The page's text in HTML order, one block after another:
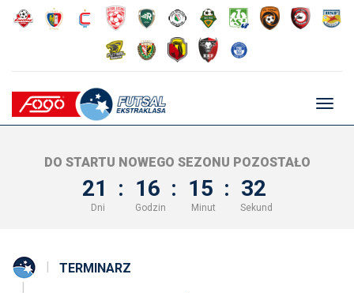
DO STARTU NOWEGO SEZONU POZOSTAŁO
21 : 16 : 15 : 31
Dni Godzin Minut Sekund
TERMINARZ